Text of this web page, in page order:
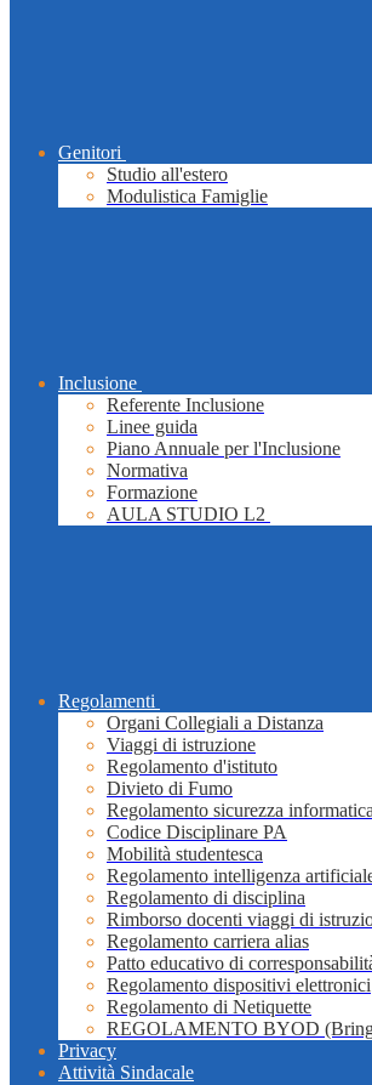
Genitori
Studio all'estero
Modulistica Famiglie
Inclusione
Referente Inclusione
Linee guida
Piano Annuale per l'Inclusione
Normativa
Formazione
AULA STUDIO L2
Regolamenti
Organi Collegiali a Distanza
Viaggi di istruzione
Regolamento d'istituto
Divieto di Fumo
Regolamento sicurezza informatica
Codice Disciplinare PA
Mobilità studentesca
Regolamento intelligenza
Regolamento di disciplina
Rimborso docenti viaggi di
Regolamento carriera alias
Patto educativo di
Regolamento dispositivi elettronici
Regolamento di Netiquette
REGOLAMENTO BYOD
Privacy
Attività Sindacale